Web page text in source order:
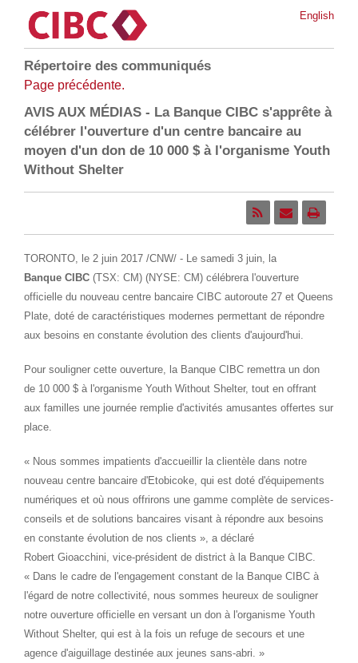
English
Répertoire des communiqués
Page précédente.
AVIS AUX MÉDIAS - La Banque CIBC s'apprête à
célébrer l'ouverture d'un centre bancaire au
moyen d'un don de 10 000 $ à l'organisme Youth
Without Shelter
TORONTO, le 2 juin 2017 /CNW/ - Le samedi 3 juin, la
Banque CIBC(TSX: CM) (NYSE: CM) célébrera l'ouverture
officielle du nouveau centre bancaire CIBC autoroute 27 et Queens
Plate, doté de caractéristiques modernes permettant de répondre
aux besoins en constante évolution des clients d'aujourd'hui.
Pour souligner cette ouverture, la Banque CIBC remettra un don
de 10 000 $ à l'organisme Youth Without Shelter, tout en offrant
aux familles une journée remplie d'activités amusantes offertes sur
place.
« Nous sommes impatients d'accueillir la clientèle dans notre
nouveau centre bancaire d'Etobicoke, qui est doté d'équipements
numériques et où nous offrirons une gamme complète de services-
conseils et de solutions bancaires visant à répondre aux besoins
en constante évolution de nos clients », a déclaré
Robert Gioacchini, vice-président de district à la Banque CIBC.
« Dans le cadre de l'engagement constant de la Banque CIBC à
l'égard de notre collectivité, nous sommes heureux de souligner
notre ouverture officielle en versant un don à l'organisme Youth
Without Shelter, qui est à la fois un refuge de secours et une
agence d'aiguillage destinée aux jeunes sans-abri. »